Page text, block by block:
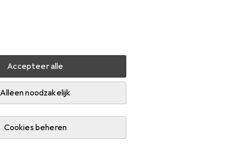
Accepteer alle
Alleen noodzakelijk
Cookies beheren
P19947-H21 Accessoires